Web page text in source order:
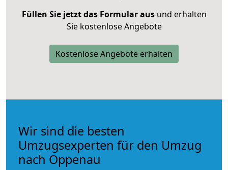
Füllen Sie jetzt das Formular ausund erhalten
Sie kostenlose Angebote
Kostenlose Angebote erhalten
Wir sind die besten
Umzugsexperten für den Umzug
nach Oppenau